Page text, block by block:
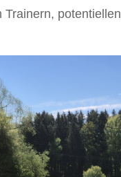
potentiellen